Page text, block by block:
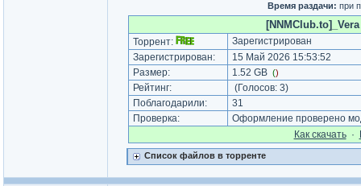
Время раздачи: при
Торрент:
Зарегистрирован
Зарегистрирован:
15 Май 2026 15:53:52
Размер:
1.52 GB ()
Рейтинг: (Голосов: 3)
Поблагодарили:
31
Проверка:
Оформление проверено
Как cкачать·
Список файлов в торренте